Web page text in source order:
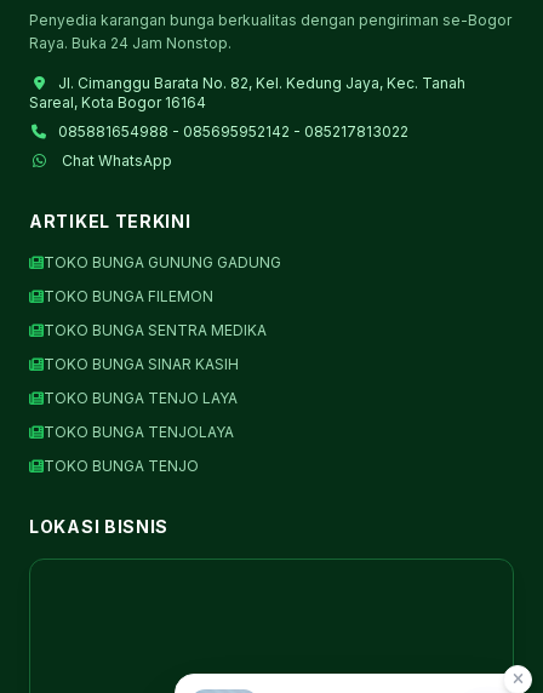
Penyedia karangan bunga berkualitas dengan pengiriman se-Bogor
Raya. Buka 24 Jam Nonstop.
Jl. Cimanggu Barata No. 82, Kel. Kedung Jaya, Kec. Tanah
Sareal, Kota Bogor 16164
085881654988 - 085695952142 - 085217813022
Chat WhatsApp
ARTIKEL TERKINI
TOKO BUNGA GUNUNG GADUNG
TOKO BUNGA FILEMON
TOKO BUNGA SENTRA MEDIKA
TOKO BUNGA SINAR KASIH
TOKO BUNGA TENJO LAYA
TOKO BUNGA TENJOLAYA
TOKO BUNGA TENJO
LOKASI BISNIS